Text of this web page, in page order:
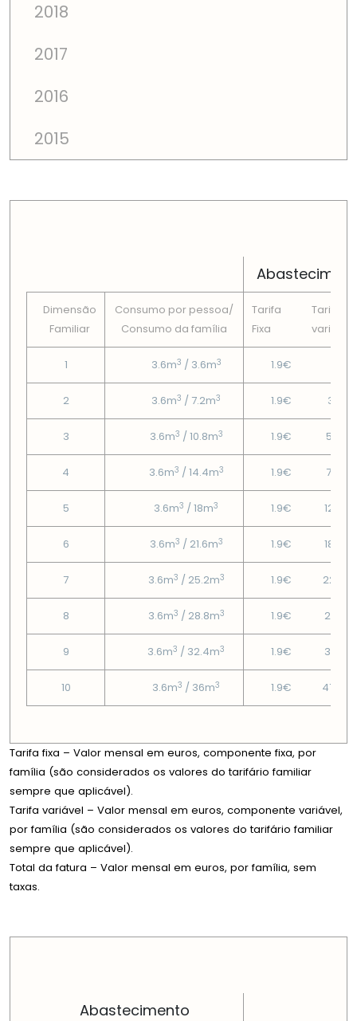
2018
2017
2016
2015
Dimensão
Familiar
Consumo por pessoa/
Consumo da famí­lia
Tarifa
Fixa
Tarifa
variável
1 3.6m3 / 3.6m3 1.9€
2 3.6m3 / 7.2m3 1.9€ 3.15€
3 3.6m3 / 10.8m3 1.9€ 5.85€
4 3.6m3 / 14.4m3 1.9€ 7.88€
5 3.6m3 / 18m3 1.9€ 12.87€
6 3.6m3 / 21.6m3 1.9€ 18.63€
7 3.6m3 / 25.2m3 1.9€
8 3.6m3 / 28.8m3 1.9€ 28.71€
9 3.6m3 / 32.4m3 1.9€ 35.91€
10 3.6m3 / 36m3 1.9€
Tarifa fixa – Valor mensal em euros, componente fixa, por
família (são considerados os valores do tarifário familiar
sempre que aplicável).
Tarifa variável – Valor mensal em euros, componente variável,
por família (são considerados os valores do tarifário familiar
sempre que aplicável).
Total da fatura – Valor mensal em euros, por família, sem
taxas.
Abastecimento